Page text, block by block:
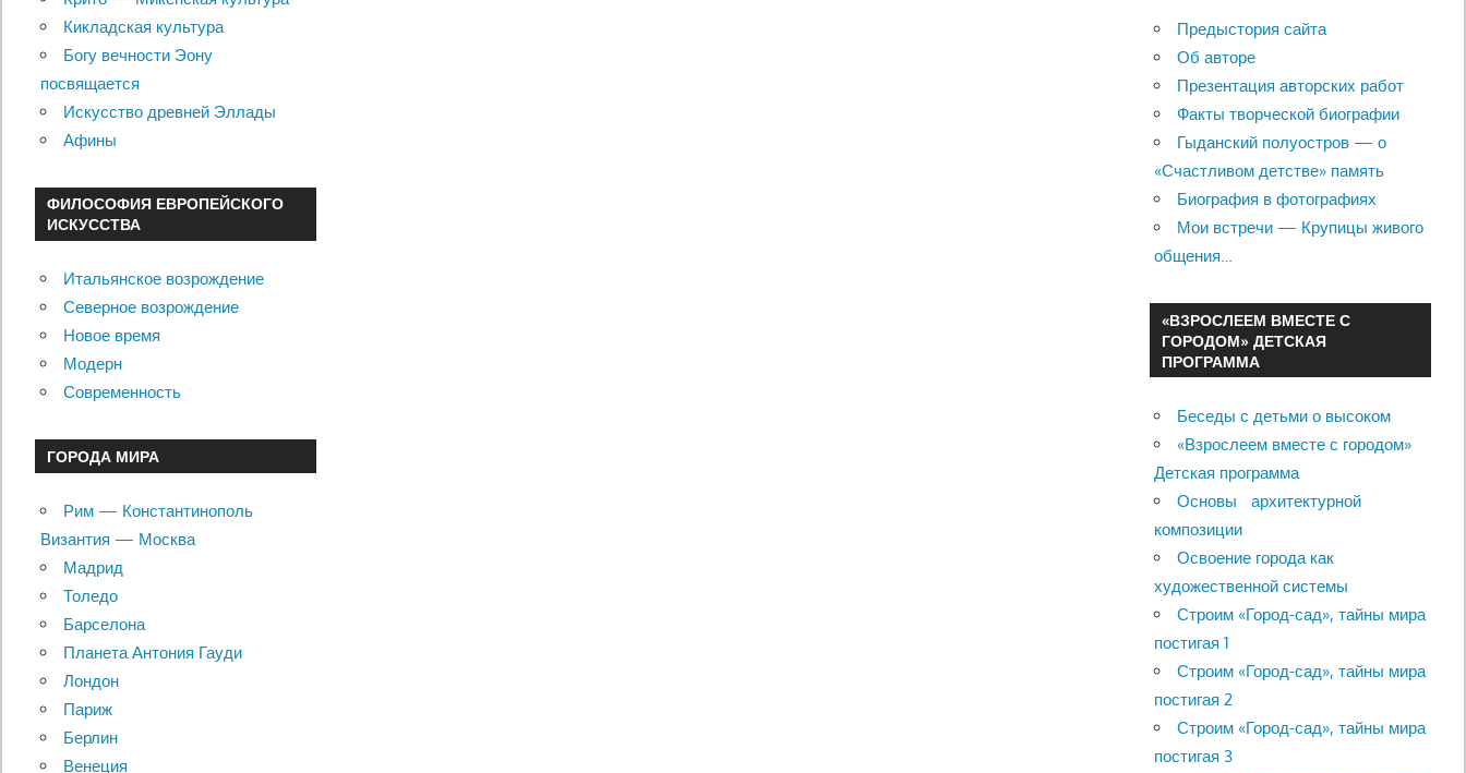
Кикладская культура
Богу вечности Эону
посвящается
Искусство древней Эллады
Афины
ФИЛОСОФИЯ ЕВРОПЕЙСКОГО
ИСКУССТВА
Итальянское возрождение
Северное возрождение
Новое время
Модерн
Современность
ГОРОДА МИРА
Рим — Константинополь
Византия — Москва
Мадрид
Толедо
Барселона
Планета Антония Гауди
Лондон
Париж
Берлин
Венеция
Предыстория сайта
Об авторе
Презентация авторских работ
Факты творческой биографии
Гыданский полуостров — о
«Счастливом детстве» память
Биография в фотографиях
Мои встречи — Крупицы живого
общения…
«ВЗРОСЛЕЕМ ВМЕСТЕ С
ГОРОДОМ» ДЕТСКАЯ
ПРОГРАММА
Беседы с детьми о высоком
«Взрослеем вместе с городом»
Детская программа
Основы архитектурной
композиции
Освоение города как
художественной системы
Строим «Город-сад», тайны мира
постигая 1
Строим «Город-сад», тайны мира
постигая 2
Строим «Город-сад», тайны мира
постигая 3